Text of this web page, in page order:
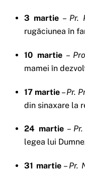
3 martie – Pr.
rugăciunea în
10 martie–
mamei în
17 martie –Pr.
din sinaxare la
24 martie–
legea lui
31 martie– Pr.